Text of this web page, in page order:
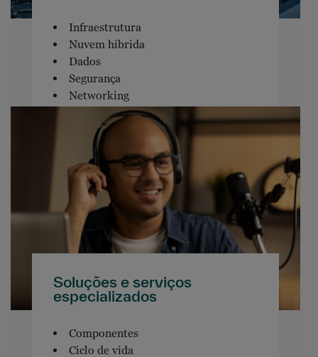
Infraestrutura
Nuvem híbrida
Dados
Segurança
Networking
Software
Soluções e serviços
especializados
Componentes
Ciclo de vida